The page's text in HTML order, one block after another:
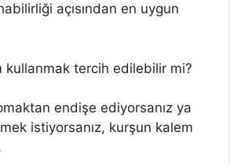
açısından en uygun
kullanmak tercih edilebilir mi?
endişe ediyorsanız ya
istiyorsanız, kurşun kalem